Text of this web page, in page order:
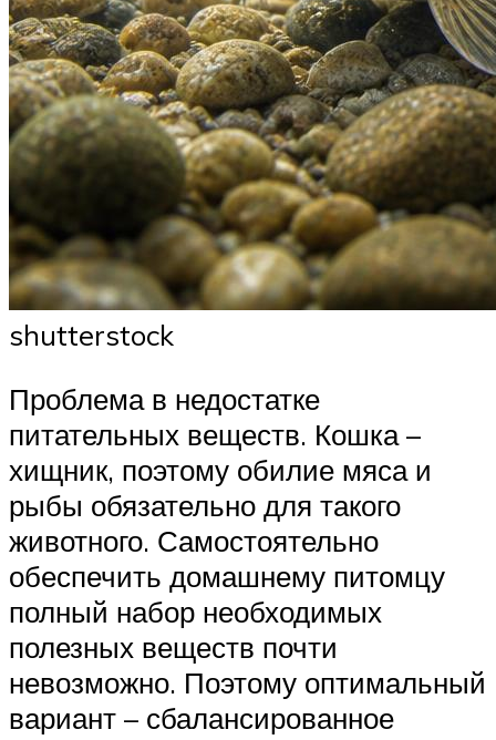
shutterstock
Проблема в недостатке
питательных веществ. Кошка –
хищник, поэтому обилие мяса и
рыбы обязательно для такого
животного. Самостоятельно
обеспечить домашнему питомцу
полный набор необходимых
полезных веществ почти
невозможно. Поэтому оптимальный
вариант – сбалансированное